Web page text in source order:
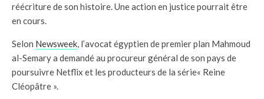
réécriture de son histoire. Une action en justice pourrait être
en cours.
Selon Newsweek, l’avocat égyptien de premier plan Mahmoud
al-Semary a demandé au procureur général de son pays de
poursuivre Netflix et les producteurs de la série« Reine
Cléopâtre ».